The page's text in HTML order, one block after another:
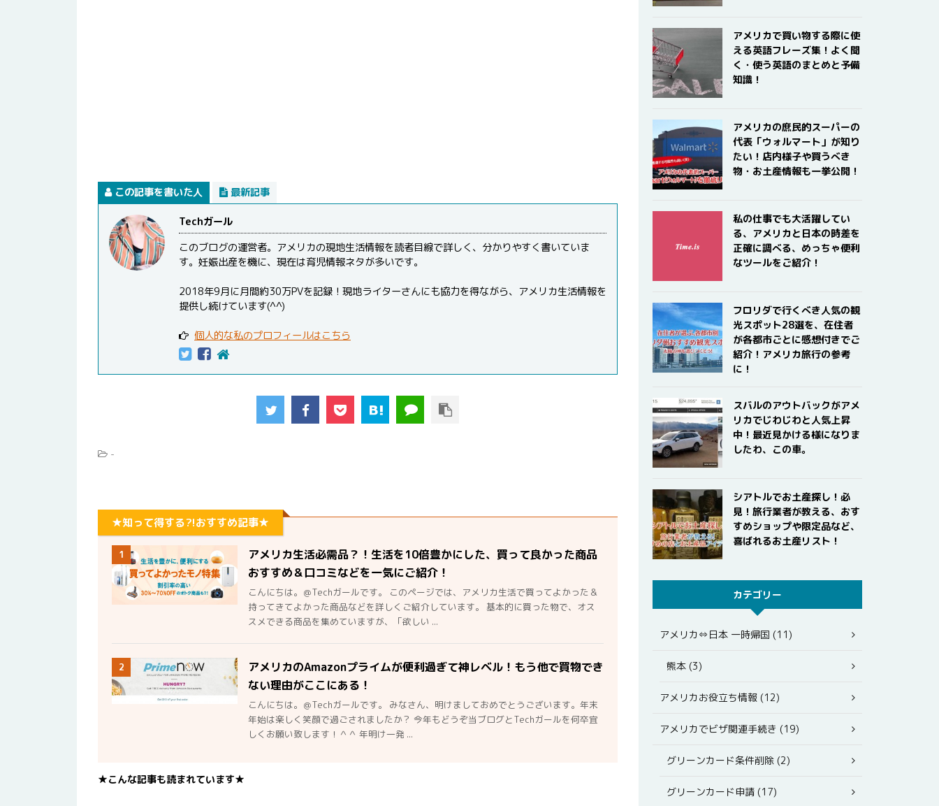
この記事を書いた人 最新記事
Techガール
このブログの運営者。アメリカの現地生活情報を読者目線で詳しく、分かりやすく書いていま
す。妊娠出産を機に、現在は育児情報ネタが多いです。
2018年9月に月間約30万PVを記録！現地ライターさんにも協力を得ながら、アメリカ生活情報を
提供し続けています(^^)
個人的な私のプロフィールはこちら
-
★知って得する?!おすすめ記事★
1
アメリカ生活必需品？！生活を10倍豊かにした、買って良かった商品
おすすめ＆口コミなどを一気にご紹介！
こんにちは。＠Techガールです。 このページでは、アメリカ生活で買ってよかった＆
持ってきてよかった商品などを詳しくご紹介しています。 基本的に買った物で、オス
スメできる商品を集めていますが、「欲しい ...
2
アメリカのAmazonプライムが便利過ぎて神レベル！もう他で買物でき
ない理由がここにある！
こんにちは。＠Techガールです。 みなさん、明けましておめでとうございます。年末
年始は楽しく笑顔で過ごされましたか？ 今年もどうぞ当ブログとTechガールを何卒宜
しくお願い致します！＾＾ 年明け一発 ...
★こんな記事も読まれています★
アメリカで買い物する際に使
える英語フレーズ集！よく聞
く・使う英語のまとめと予備
知識！
アメリカの庶民的スーパーの
代表「ウォルマート」が知り
たい！店内様子や買うべき
物・お土産情報も一挙公開！
私の仕事でも大活躍してい
る、アメリカと日本の時差を
正確に調べる、めっちゃ便利
なツールをご紹介！
フロリダで行くべき人気の観
光スポット28選を、在住者
が各都市ごとに感想付きでご
紹介！アメリカ旅行の参考
に！
スバルのアウトバックがアメ
リカでじわじわと人気上昇
中！最近見かける様になりま
したわ、この車。
シアトルでお土産探し！必
見！旅行業者が教える、おす
すめショップや限定品など、
喜ばれるお土産リスト！
カテゴリー
アメリカ⇔日本 一時帰国 (11)
熊本 (3)
アメリカお役立ち情報 (12)
アメリカでビザ関連手続き (19)
グリーンカード条件削除 (2)
グリーンカード申請 (17)